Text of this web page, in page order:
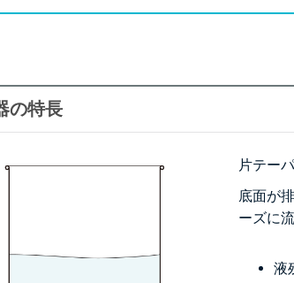
の特長
片テー
底面が
ーズに
液